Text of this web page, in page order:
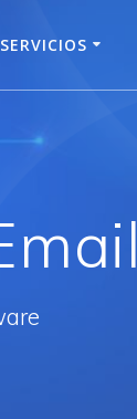
SERVICIOS